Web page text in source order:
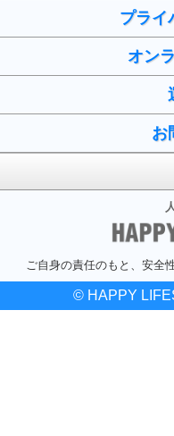
プライ
オン
お
ご自身の責任のもと、安全
© HAPPY